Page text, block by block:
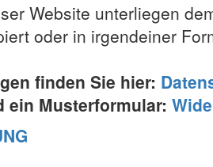
Website unterliegen
oder in irgendeiner
finden Sie hier:
ein Musterformular: